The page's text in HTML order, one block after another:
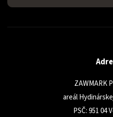
ZAWMARK
areál
PSČ: 951 04